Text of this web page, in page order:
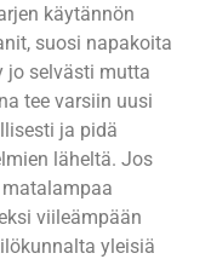
käytännön
suosi napakoita
jo selvästi mutta
tee varsiin uusi
ja pidä
läheltä. Jos
viileämpään
yleisiä